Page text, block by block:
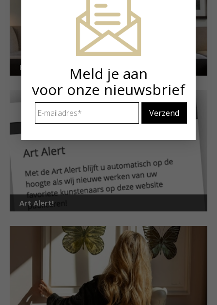
Kunstuitleen voor particulieren
Art Alert!
Meld je aan
voor onze nieuwsbrief
mailadres *